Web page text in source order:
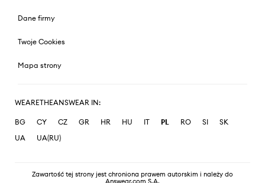
Dane firmy
Twoje Cookies
Mapa strony
WEARETHEANSWEAR IN:
BG CY CZ GR HR HU IT PL RO SI
SK
UA
UA(RU)
Zawartość tej strony jest chroniona prawem autorskim i należy do